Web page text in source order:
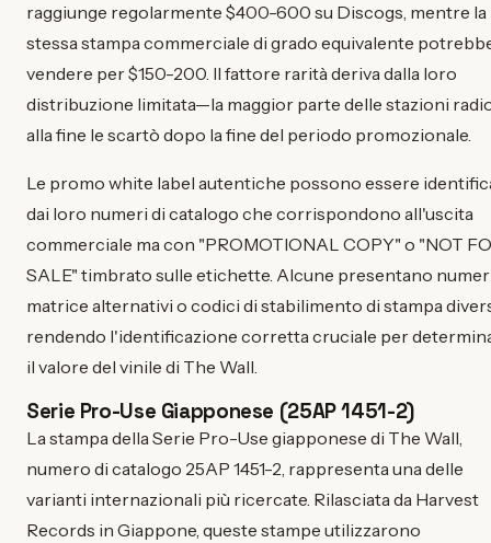
raggiunge regolarmente $400-600 su Discogs, mentre la
stessa stampa commerciale di grado equivalente
vendere per $150-200. Il fattore rarità deriva dalla loro
distribuzione limitata—la maggior parte delle stazioni
alla fine le scartò dopo la fine del periodo promozionale.
Le promo white label autentiche possono essere
dai loro numeri di catalogo che corrispondono all'uscita
commerciale ma con "PROMOTIONAL COPY" o "NOT
SALE" timbrato sulle etichette. Alcune presentano
matrice alternativi o codici di stabilimento di stampa
rendendo l'identificazione corretta cruciale per
il valore del vinile di The Wall.
Serie Pro-Use Giapponese (25AP 1451-2)
La stampa della Serie Pro-Use giapponese di The Wall,
numero di catalogo 25AP 1451-2, rappresenta una delle
varianti internazionali più ricercate. Rilasciata da Harvest
Records in Giappone, queste stampe utilizzarono